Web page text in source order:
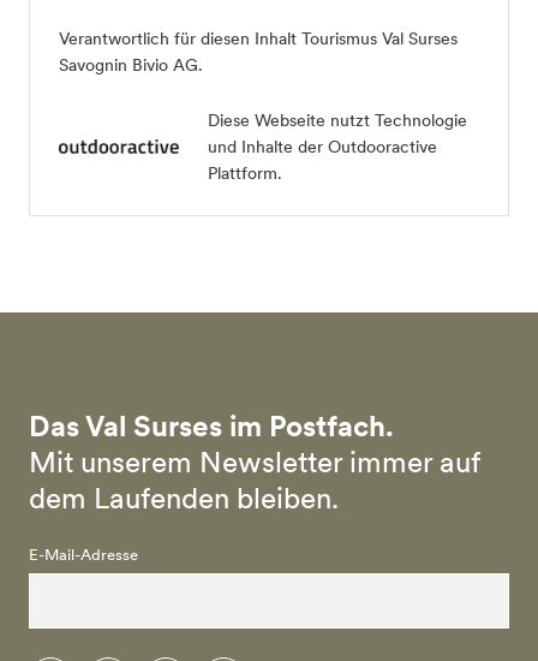
Verantwortlich für diesen Inhalt Tourismus Val Surses
Savognin Bivio AG.
Diese Webseite nutzt Technologie
und Inhalte der Outdooractive
Plattform.
Das Val Surses im Postfach.
Mit unserem Newsletter immer auf
dem Laufenden bleiben.
E-Mail-Adresse